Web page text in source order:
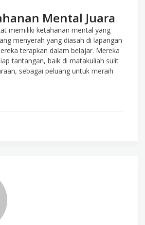
Mental Juara
memiliki ketahanan mental yang
menyerah yang diasah di lapangan
terapkan dalam belajar. Mereka
tantangan, baik di matakuliah sulit
sebagai peluang untuk meraih